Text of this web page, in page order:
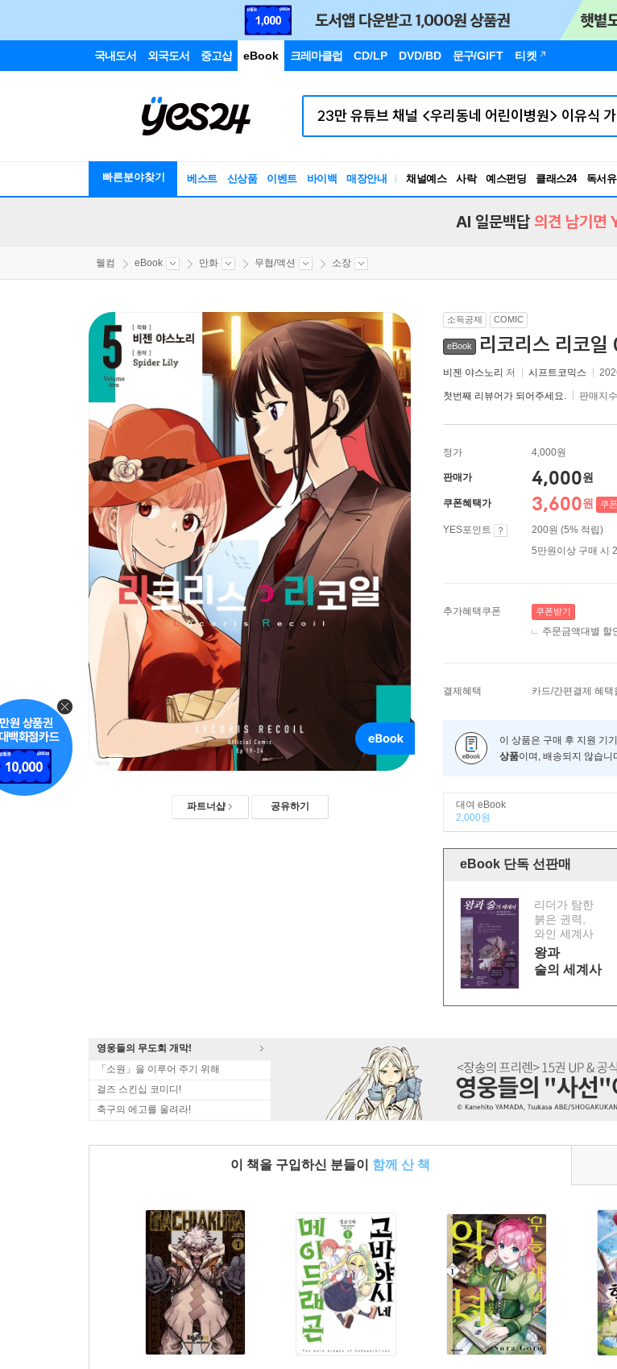
국내도서 외국도서 중고샵 eBook 크레마클럽 CD/LP DVD/BD 문구/GIFT 티켓
빠른분야찾기 베스트 신상품 이벤트 바이백 매장안내 채널예스 사락 예스펀딩 클래스24
RBTI
독서
AI 일문백답 의견 남기면
웰컴 eBook 만화 무협/액션 소장
파트너샵 공유하기
소득공제 COMIC
eBook 리코리스 리코일
비젠 야스노리 저 시프트코믹스
첫번째 리뷰어가 되어주세요. 판매지
정가 4,000원
판매가 4,000원
쿠폰혜택가 3,600원 쿠
YES포인트
200원 (5% 적립)
5만원이상 구매 시
추가혜택쿠폰 쿠폰받기
주문금액대별 할
결제혜택 카드/간편결제 혜택
이 상품은 구매 후 지원 기
상품이며, 배송되지 않습니
대여 eBook
2,000원
eBook 단독 선판매
리더가 탐한
붉은 권력,
와인 세계사
왕과
술의 세계사
영웅들의 무도회 개막!
「소원」을 이루어 주기 위해
걸즈 스킨십 코미디!
축구의 에고를 울려라!
이 책을 구입하신 분들이 함께 산 책